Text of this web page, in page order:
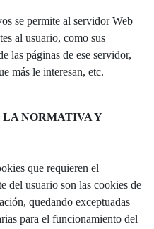
se permite al servidor Web
al usuario, como sus
las páginas de ese servidor,
más le interesan, etc.
LA NORMATIVA Y
que requieren el
del usuario son las cookies de
quedando exceptuadas
para el funcionamiento del